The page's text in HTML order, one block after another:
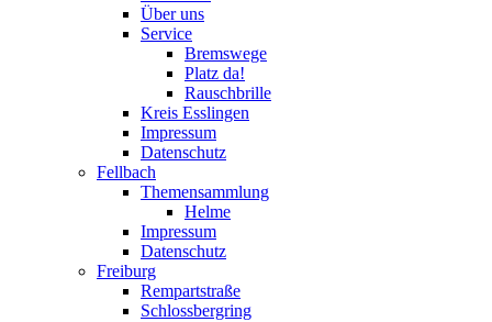
Über uns
Service
Bremswege
Platz da!
Rauschbrille
Kreis Esslingen
Impressum
Datenschutz
Fellbach
Themensammlung
Helme
Impressum
Datenschutz
Freiburg
Rempartstraße
Schlossbergring